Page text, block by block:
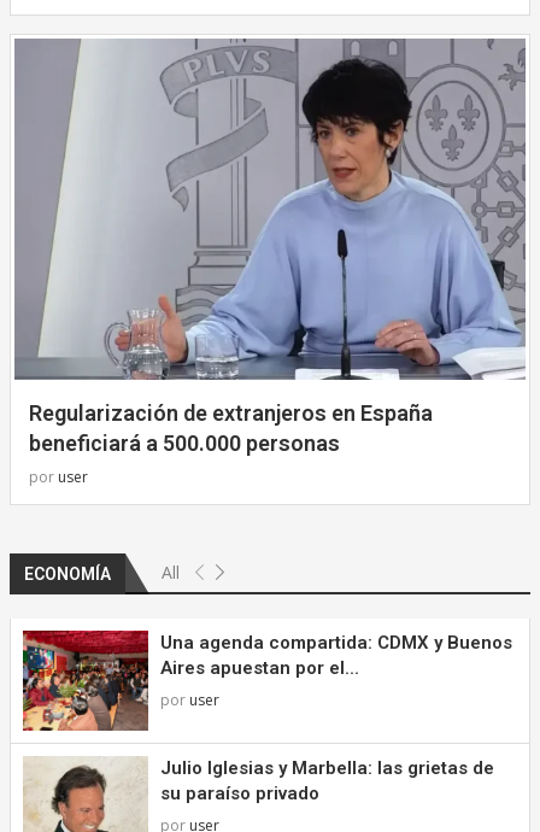
Regularización de extranjeros en España
beneficiará a 500.000 personas
por user
ECONOMÍA All
Una agenda compartida: CDMX y Buenos
Aires apuestan por el...
por user
Julio Iglesias y Marbella: las grietas de
su paraíso privado
por user